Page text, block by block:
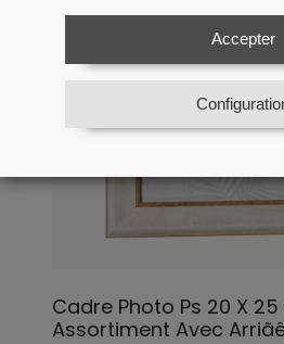
Accepter
Cadre Photo Ps 20 X 25
Assortiment Avec